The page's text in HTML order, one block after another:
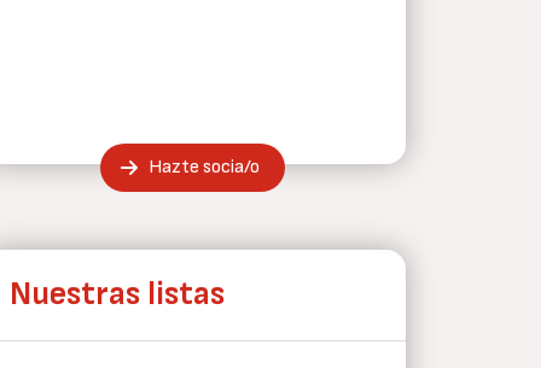
Hazte socia/o
Nuestras listas